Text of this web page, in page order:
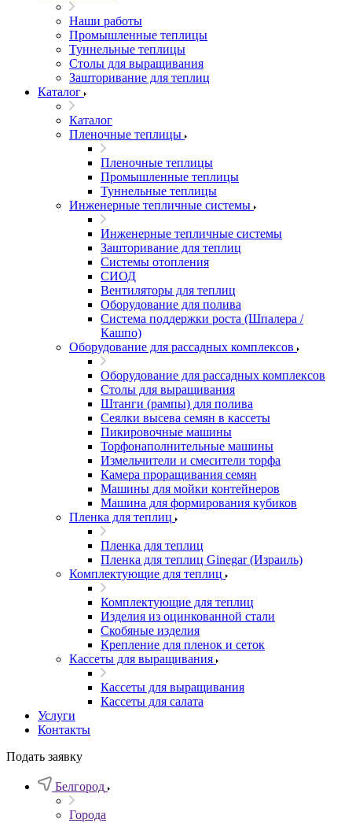
Наши работы
Промышленные теплицы
Туннельные теплицы
Столы для выращивания
Зашторивание для теплиц
Каталог
Каталог
Пленочные теплицы
Пленочные теплицы
Промышленные теплицы
Туннельные теплицы
Инженерные тепличные системы
Инженерные тепличные системы
Зашторивание для теплиц
Системы отопления
СИОД
Вентиляторы для теплиц
Оборудование для полива
Система поддержки роста (Шпалера /
Кашпо)
Оборудование для рассадных комплексов
Оборудование для рассадных комплексов
Столы для выращивания
Штанги (рампы) для полива
Сеялки высева семян в кассеты
Пикировочные машины
Торфонаполнительные машины
Измельчители и смесители торфа
Камера проращивания семян
Машины для мойки контейнеров
Машина для формирования кубиков
Пленка для теплиц
Пленка для теплиц
Пленка для теплиц Ginegar (Израиль)
Комплектующие для теплиц
Комплектующие для теплиц
Изделия из оцинкованной стали
Скобяные изделия
Крепление для пленок и сеток
Кассеты для выращивания
Кассеты для выращивания
Кассеты для салата
Услуги
Контакты
Подать заявку
Белгород
Города